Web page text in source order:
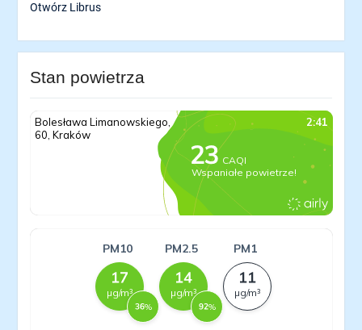
Otwórz Librus
Stan powietrza